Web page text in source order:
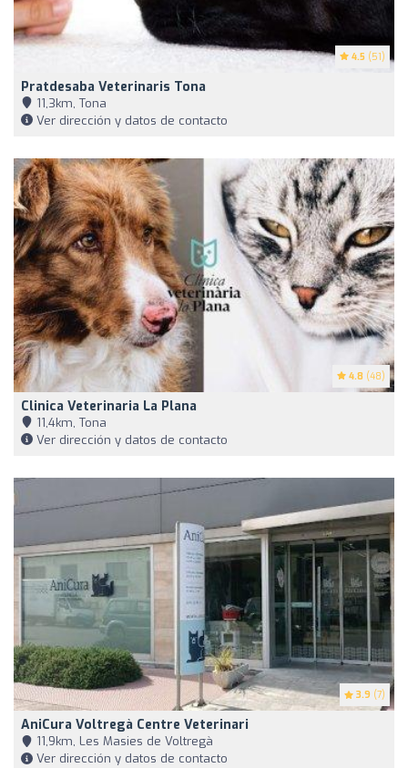
4.5 (51)
Pratdesaba Veterinaris Tona
11,3km, Tona
Ver dirección y datos de contacto
4.8 (48)
Clinica Veterinaria La Plana
11,4km, Tona
Ver dirección y datos de contacto
3.9 (7)
AniCura Voltregà Centre Veterinari
11,9km, Les Masies de Voltregà
Ver dirección y datos de contacto